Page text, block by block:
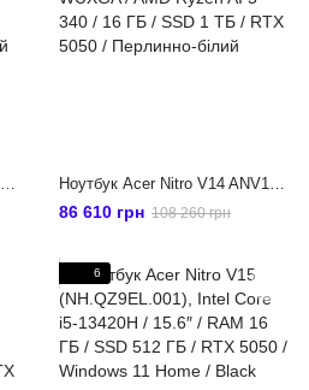
Ноутбук Acer Nitro V14 ANV14-62-R30Z (NH.QW5EX.002), 14.5" WUXGA / AMD Ryzen AI 7 350 / 16 ГБ / SSD 512 ГБ / RTX 5050 / Перлинно-білий Ноутбук Acer Nitro V14 ANV14-62-R4DS (NH.QW5EX.004), 14.5" WUXGA / AMD Ryzen AI 5 340 / 16 ГБ / SSD 1 ТБ / RTX 5050 / Перлинно-білий
86 610 грн 108 260 грн
6